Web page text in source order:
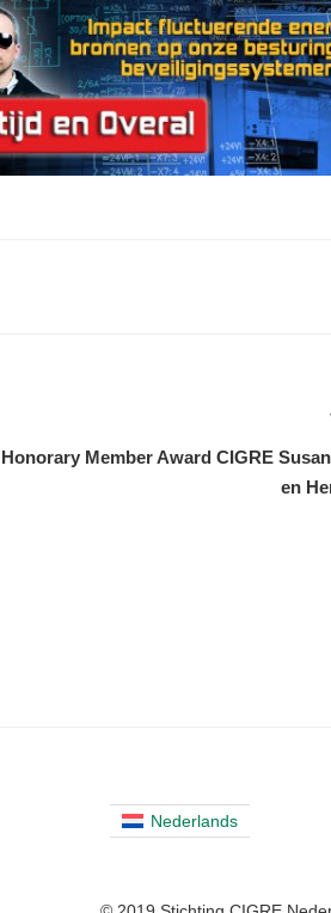
Honorary Member Award CIGRE
en
Nederlands